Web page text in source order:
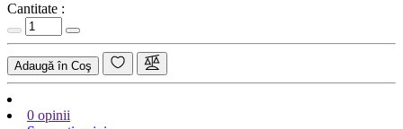
Cantitate :
Adaugă în Coş
0 opinii